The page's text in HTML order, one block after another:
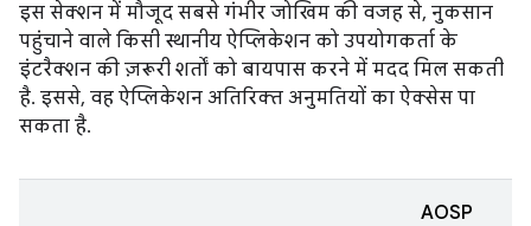
इस सेक्शन में मौजूद सबसे गंभीर जोखिम की वजह से, नुकसान
पहुंचाने वाले किसी स्थानीय ऐप्लिकेशन को उपयोगकर्ता के
इंटरैक्शन की ज़रूरी शर्तों को बायपास करने में मदद मिल सकती
है. इससे, वह ऐप्लिकेशन अतिरिक्त अनुमतियों का ऐक्सेस पा
सकता है.
AOSP